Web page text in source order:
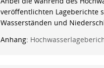
veröffentlichten Lageberichte
Wasserständen und
Anhang: